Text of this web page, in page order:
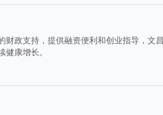
政支持，提供融资便利和创业指导，文
康增长。